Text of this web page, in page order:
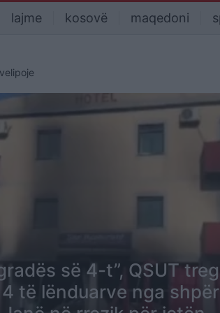
lajme kosovë maqedoni
së 4-t”, QSUT
të lënduarve nga